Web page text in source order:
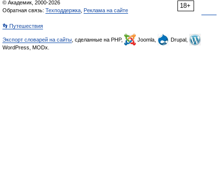
18+
© Академик, 2000-2026
Обратная связь: Техподдержка Реклама на сайте
👣 Путешествия
Экспорт словарей на сайты , сделанные на PHP, Joomla,
Drupal,
WordPress, MODx.